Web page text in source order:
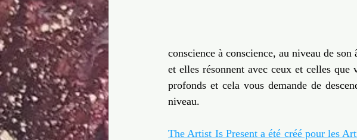
conscience à conscience, au niveau de
et elles résonnent avec ceux et celles que
profonds et cela vous demande de
niveau.
The Artist Is Present a été créé pour les